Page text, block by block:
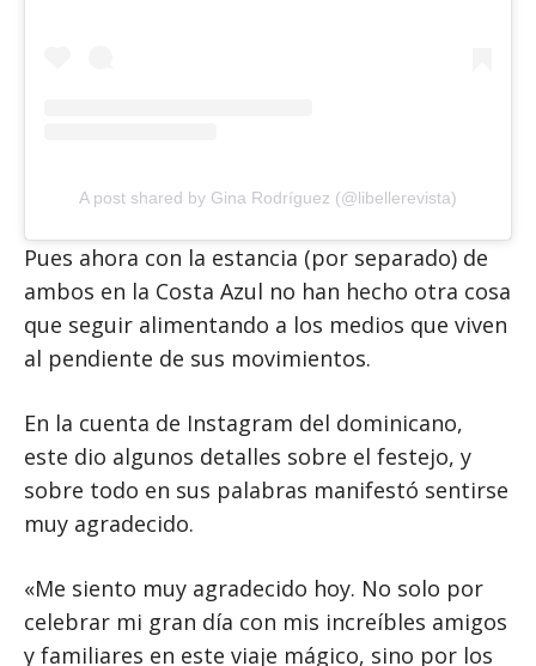
A post shared by Gina Rodríguez (@libellerevista)
Pues ahora con la estancia (por separado) de
ambos en la Costa Azul no han hecho otra cosa
que seguir alimentando a los medios que viven
al pendiente de sus movimientos.
En la cuenta de Instagram del dominicano,
este dio algunos detalles sobre el festejo, y
sobre todo en sus palabras manifestó sentirse
muy agradecido.
«Me siento muy agradecido hoy. No solo por
celebrar mi gran día con mis increíbles amigos
y familiares en este viaje mágico, sino por los